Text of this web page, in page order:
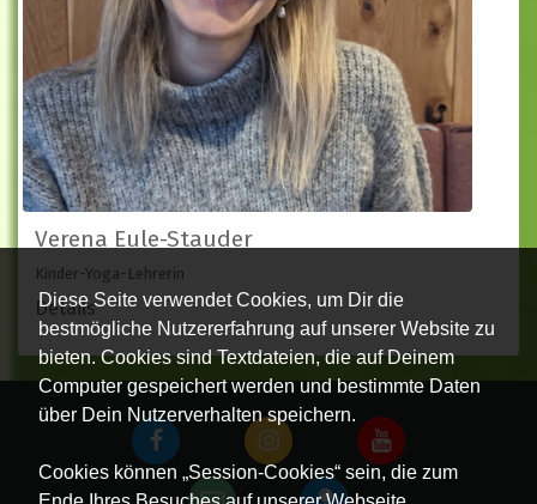
Diese Seite verwendet Cookies, um Dir die
bestmögliche Nutzererfahrung auf unserer Website zu
bieten. Cookies sind Textdateien, die auf Deinem
Computer gespeichert werden und bestimmte Daten
über Dein Nutzerverhalten speichern.
Cookies können „Session-Cookies“ sein, die zum
Verena Eule-Stauder
Kinder-Yoga-Lehrerin
Details